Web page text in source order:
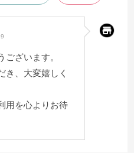
ございます。
き、大変嬉しく
用を心よりお待